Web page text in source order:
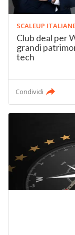
SCALEUP
Club deal per
grandi
tech
Condividi